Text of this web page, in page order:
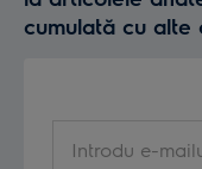
cumulată cu alte